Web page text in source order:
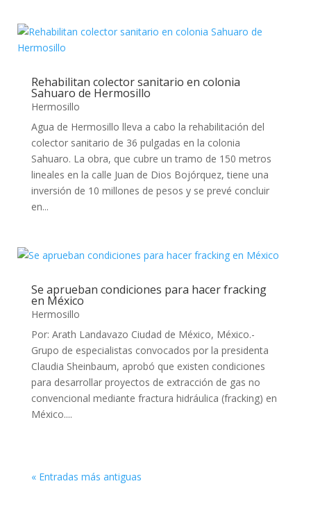
Rehabilitan colector sanitario en colonia
Sahuaro de Hermosillo
Hermosillo
Agua de Hermosillo lleva a cabo la rehabilitación del
colector sanitario de 36 pulgadas en la colonia
Sahuaro. La obra, que cubre un tramo de 150 metros
lineales en la calle Juan de Dios Bojórquez, tiene una
inversión de 10 millones de pesos y se prevé concluir
en...
Se aprueban condiciones para hacer fracking
en México
Hermosillo
Por: Arath Landavazo Ciudad de México, México.-
Grupo de especialistas convocados por la presidenta
Claudia Sheinbaum, aprobó que existen condiciones
para desarrollar proyectos de extracción de gas no
convencional mediante fractura hidráulica (fracking) en
México....
« Entradas más antiguas